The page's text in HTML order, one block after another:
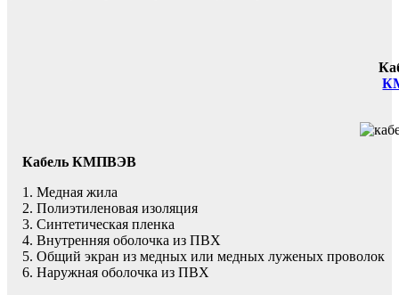
Кабель КМПВЭВ
1. Медная жила
2. Полиэтиленовая изоляция
3. Синтетическая пленка
4. Внутренняя оболочка из ПВХ
5. Общий экран из медных или медных луженых проволок
6. Наружная оболочка из ПВХ